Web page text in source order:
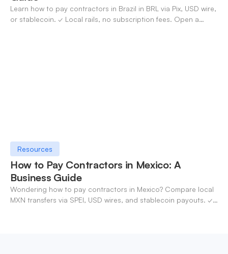
Learn how to pay contractors in Brazil in BRL via Pix, USD wire,
or stablecoin. ✓ Local rails, no subscription fees. Open a
Resources
How to Pay Contractors in Mexico: A
Business Guide
Wondering how to pay contractors in Mexico? Compare local
MXN transfers via SPEI, USD wires, and stablecoin payouts. ✓